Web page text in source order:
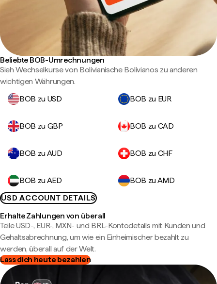
Beliebte BOB-Umrechnungen
Sieh Wechselkurse von Bolivianische Bolivianos zu anderen
wichtigen Währungen.
BOB zu USD
BOB zu EUR
BOB zu GBP BOB zu CAD
BOB zu AUD BOB zu CHF
BOB zu AED
BOB zu AMD
USD ACCOUNT DETAILS
Erhalte Zahlungen von überall
Teile USD-, EUR-, MXN- und BRL-Kontodetails mit Kunden und
Gehaltsabrechnung, um wie ein Einheimischer bezahlt zu
werden, überall auf der Welt.
Lass dich heute bezahlen